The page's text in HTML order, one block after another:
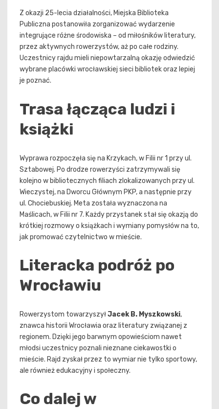
Z okazji 25-lecia działalności, Miejska Biblioteka
Publiczna postanowiła zorganizować wydarzenie
integrujące różne środowiska – od miłośników literatury,
przez aktywnych rowerzystów, aż po całe rodziny.
Uczestnicy rajdu mieli niepowtarzalną okazję odwiedzić
wybrane placówki wrocławskiej sieci bibliotek oraz lepiej
je poznać.
Trasa łącząca ludzi i
książki
Wyprawa rozpoczęła się na Krzykach, w Filii nr 1 przy ul.
Sztabowej. Po drodze rowerzyści zatrzymywali się
kolejno w bibliotecznych filiach zlokalizowanych przy ul.
Wieczystej, na Dworcu Głównym PKP, a następnie przy
ul. Chociebuskiej. Meta została wyznaczona na
Maślicach, w Filii nr 7. Każdy przystanek stał się okazją do
krótkiej rozmowy o książkach i wymiany pomysłów na to,
jak promować czytelnictwo w mieście.
Literacka podróż po
Wrocławiu
Rowerzystom towarzyszyłJacek B. Myszkowski,
znawca historii Wrocławia oraz literatury związanej z
regionem. Dzięki jego barwnym opowieściom nawet
młodsi uczestnicy poznali nieznane ciekawostki o
mieście. Rajd zyskał przez to wymiar nie tylko sportowy,
ale również edukacyjny i społeczny.
Co dalej w